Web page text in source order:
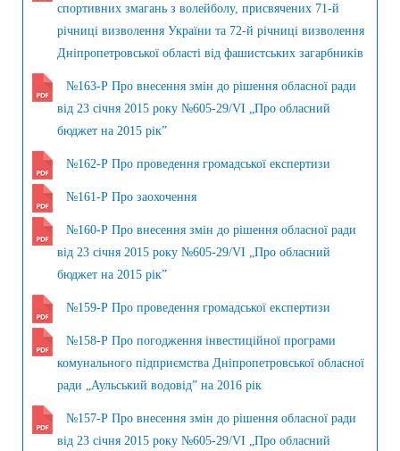
спортивних змагань з волейболу, присвячених 71-й
річниці визволення України та 72-й річниці визволення
Дніпропетровської області від фашистських загарбників
№163-Р Про внесення змін до рішення обласної ради
від 23 січня 2015 року №605-29/VI „Про обласний
бюджет на 2015 рік”
№162-Р Про проведення громадської експертизи
№161-Р Про заохочення
№160-Р Про внесення змін до рішення обласної ради
від 23 січня 2015 року №605-29/VI „Про обласний
бюджет на 2015 рік”
№159-Р Про проведення громадської експертизи
№158-Р Про погодження інвестиційної програми
комунального підприємства Дніпропетровської обласної
ради „Аульський водовід” на 2016 рік
№157-Р Про внесення змін до рішення обласної ради
від 23 січня 2015 року №605-29/VI „Про обласний